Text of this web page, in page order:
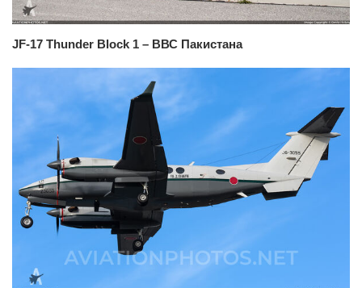
JF-17 Thunder Block 1 – ВВС Пакистана